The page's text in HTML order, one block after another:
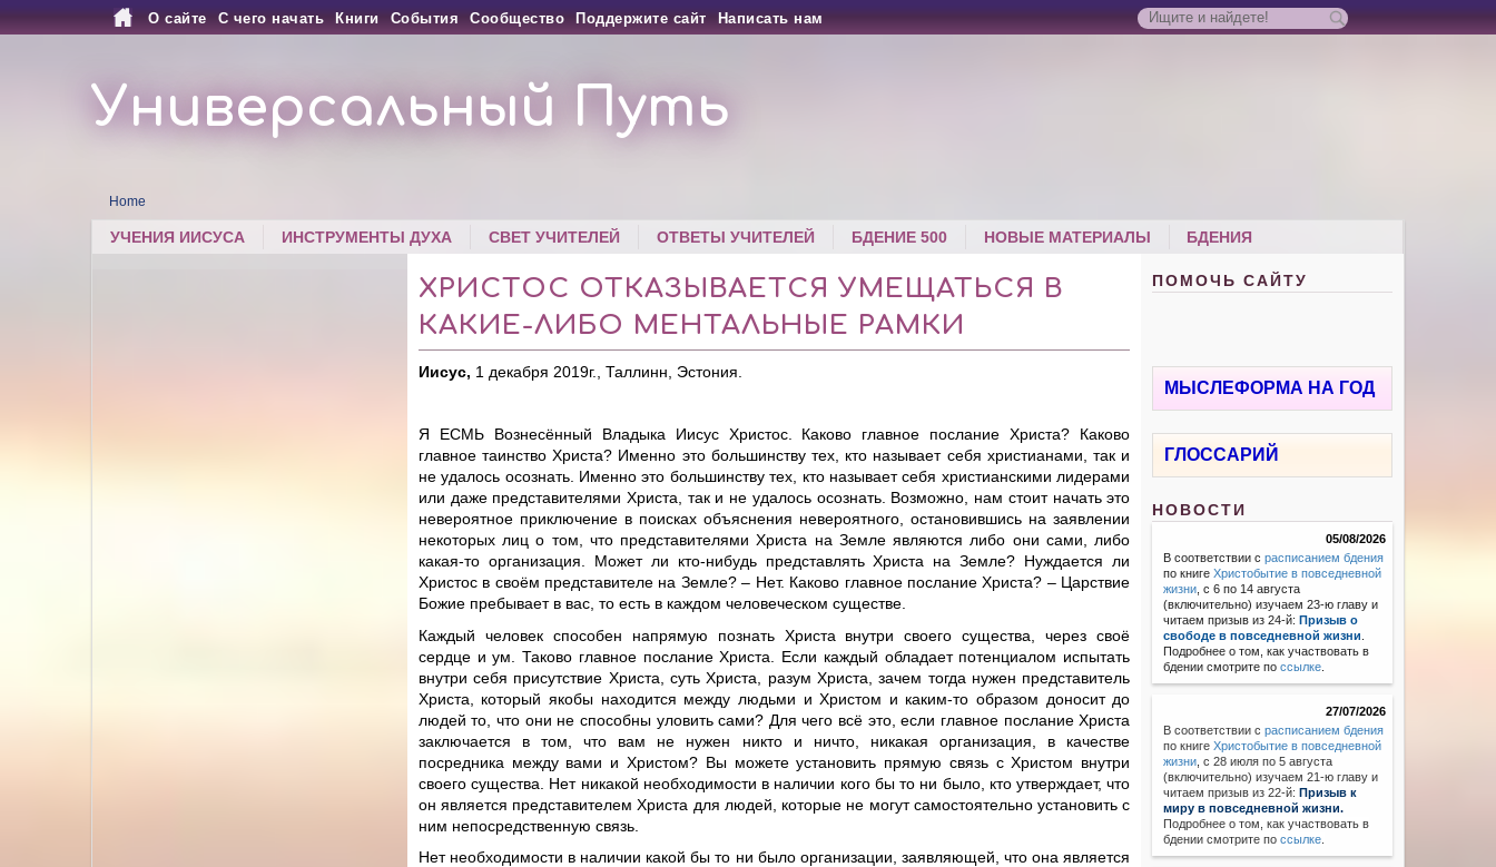
О сайте С чего начать Книги События Сообщество Поддержите сайт Написать нам
Универсальный Путь
Home
УЧЕНИЯ ИИСУСА ИНСТРУМЕНТЫ ДУХА СВЕТ УЧИТЕЛЕЙ ОТВЕТЫ УЧИТЕЛЕЙ БДЕНИЕ 500 НОВЫЕ МАТЕРИАЛЫ БДЕНИЯ
ХРИСТОС ОТКАЗЫВАЕТСЯ УМЕЩАТЬСЯ В
КАКИЕ-ЛИБО МЕНТАЛЬНЫЕ РАМКИ
Иисус, 1 декабря 2019г., Таллинн, Эстония.
Я ЕСМЬ Вознесённый Владыка Иисус Христос. Каково главное послание Христа? Каково
главное таинство Христа? Именно это большинству тех, кто называет себя христианами, так и
не удалось осознать. Именно это большинству тех, кто называет себя христианскими лидерами
или даже представителями Христа, так и не удалось осознать. Возможно, нам стоит начать это
невероятное приключение в поисках объяснения невероятного, остановившись на заявлении
некоторых лиц о том, что представителями Христа на Земле являются либо они сами, либо
какая-то организация. Может ли кто-нибудь представлять Христа на Земле? Нуждается ли
Христос в своём представителе на Земле? – Нет. Каково главное послание Христа? – Царствие
Божие пребывает в вас, то есть в каждом человеческом существе.
Каждый человек способен напрямую познать Христа внутри своего существа, через своё
сердце и ум. Таково главное послание Христа. Если каждый обладает потенциалом испытать
внутри себя присутствие Христа, суть Христа, разум Христа, зачем тогда нужен представитель
Христа, который якобы находится между людьми и Христом и каким-то образом доносит до
людей то, что они не способны уловить сами? Для чего всё это, если главное послание Христа
заключается в том, что вам не нужен никто и ничто, никакая организация, в качестве
посредника между вами и Христом? Вы можете установить прямую связь с Христом внутри
своего существа. Нет никакой необходимости в наличии кого бы то ни было, кто утверждает, что
он является представителем Христа для людей, которые не могут самостоятельно установить с
ним непосредственную связь.
Нет необходимости в наличии какой бы то ни было организации, заявляющей, что она является
ПОМОЧЬ САЙТУ
МЫСЛЕФОРМА НА ГОД
ГЛОССАРИЙ
НОВОСТИ
05/08/2026
В соответствии срасписанием бдения
по книгеХристобытие в повседневной
жизни , с 6 по 14 августа
(включительно) изучаем 23-ю главу и
читаем призыв из 24-й: Призыв о
свободе в повседневной жизни
Подробнее о том, как участвовать в
бдении смотрите поссылке
27/07/2026
В соответствии с расписанием бдения
по книгеХристобытие в повседневной
жизни с 28 июля по 5 августа
(включительно) изучаем 21-ю главу и
читаем призыв из 22-й: Призыв к
миру в повседневной жизни.
Подробнее о том, как участвовать в
бдении смотрите поссылке